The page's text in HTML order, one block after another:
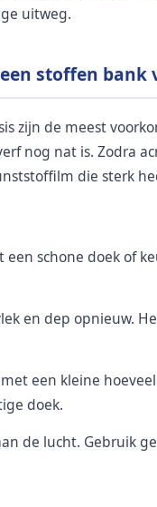
uitweg.
stoffen bank
zijn de meest
nog nat is. Zodra
die sterk
schone doek of
en dep opnieuw.
een kleine
doek.
de lucht. Gebruik